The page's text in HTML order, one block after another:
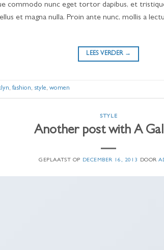
commodo nunc eget tortor dapibus, et
et magna nulla. Proin ante nunc, mollis a
LEES VERDER →
, fashion, style, women
STYLE
Another post with A
GEPLAATST OP DECEMBER 16, 2013 DOOR